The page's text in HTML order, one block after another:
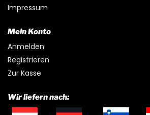
Impressum
Mein Konto
Anmelden
Registrieren
Zur Kasse
Wir liefern nach: